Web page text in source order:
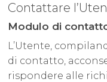
Contattare
Modulo di
L’Utente,
di contatto,
rispondere alle